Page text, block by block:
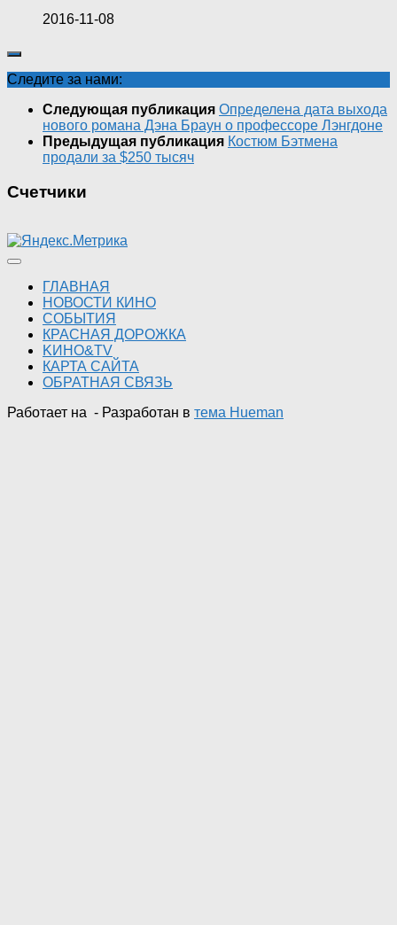
2016-11-08
Следите за нами:
Следующая публикация Определена дата выхода
нового романа Дэна Браун о профессоре Лэнгдоне
Предыдущая публикация Костюм Бэтмена
продали за $250 тысяч
Счетчики
ГЛАВНАЯ
НОВОСТИ КИНО
СОБЫТИЯ
КРАСНАЯ ДОРОЖКА
KИНО&TV
КАРТА САЙТА
ОБРАТНАЯ СВЯЗЬ
Работает на - Разработан в тема Hueman